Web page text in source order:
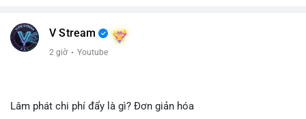
V Stream
2 giờ · Youtube
Lâm phát chi phí đẩy là gì? Đơn giản hóa